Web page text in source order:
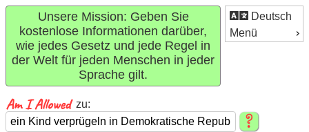
Deutsch
Menü
Unsere Mission: Geben Sie
kostenlose Informationen darüber,
wie jedes Gesetz und jede Regel in
der Welt für jeden Menschen in jeder
Sprache gilt.
zu: